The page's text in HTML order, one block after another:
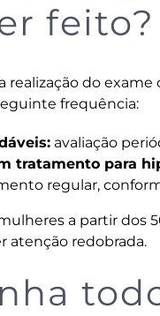
feito?
realização do exame
frequência:
avaliação
tratamento para
regular,
a partir dos
atenção redobrada.